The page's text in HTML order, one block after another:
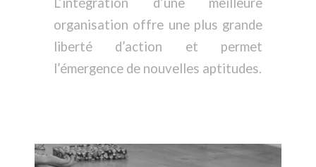
organisation offre une plus grande
liberté d’action et permet
l’émergence de nouvelles aptitudes.